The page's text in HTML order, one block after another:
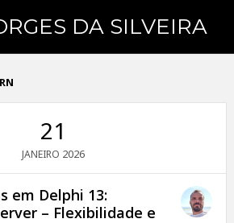
DA SILVEIRA
21
JANEIRO 2026
em Delphi 13:
– Flexibilidade e